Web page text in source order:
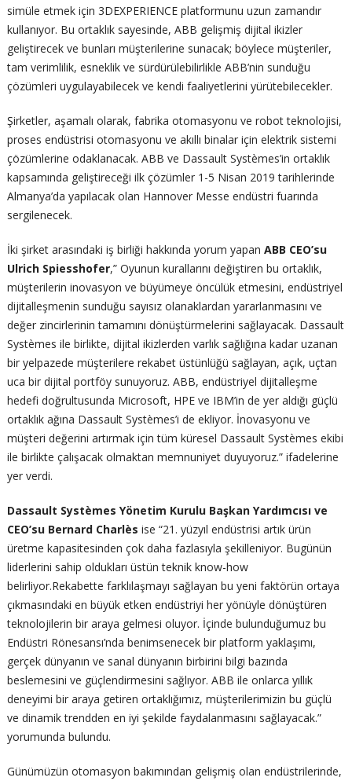
simüle etmek için 3DEXPERIENCE platformunu uzun zamandır
kullanıyor. Bu ortaklık sayesinde, ABB gelişmiş dijital ikizler
geliştirecek ve bunları müşterilerine sunacak; böylece müşteriler,
tam verimlilik, esneklik ve sürdürülebilirlikle ABB’nin sunduğu
çözümleri uygulayabilecek ve kendi faaliyetlerini yürütebilecekler.
Şirketler, aşamalı olarak, fabrika otomasyonu ve robot teknolojisi,
proses endüstrisi otomasyonu ve akıllı binalar için elektrik sistemi
çözümlerine odaklanacak. ABB ve Dassault Systèmes’in ortaklık
kapsamında geliştireceği ilk çözümler 1-5 Nisan 2019 tarihlerinde
Almanya’da yapılacak olan Hannover Messe endüstri fuarında
sergilenecek.
İki şirket arasındaki iş birliği hakkında yorum yapan ABB CEO’su
Ulrich Spiesshofer,” Oyunun kurallarını değiştiren bu ortaklık,
müşterilerin inovasyon ve büyümeye öncülük etmesini, endüstriyel
dijitalleşmenin sunduğu sayısız olanaklardan yararlanmasını ve
değer zincirlerinin tamamını dönüştürmelerini sağlayacak. Dassault
Systèmes ile birlikte, dijital ikizlerden varlık sağlığına kadar uzanan
bir yelpazede müşterilere rekabet üstünlüğü sağlayan, açık, uçtan
uca bir dijital portföy sunuyoruz. ABB, endüstriyel dijitalleşme
hedefi doğrultusunda Microsoft, HPE ve IBM’in de yer aldığı güçlü
ortaklık ağına Dassault Systèmes’i de ekliyor. İnovasyonu ve
müşteri değerini artırmak için tüm küresel Dassault Systèmes ekibi
ile birlikte çalışacak olmaktan memnuniyet duyuyoruz.” ifadelerine
yer verdi.
Dassault Systèmes Yönetim Kurulu Başkan Yardımcısı ve
CEO’su Bernard Charlès ise “21. yüzyıl endüstrisi artık ürün
üretme kapasitesinden çok daha fazlasıyla şekilleniyor. Bugünün
liderlerini sahip oldukları üstün teknik know-how
belirliyor.Rekabette farklılaşmayı sağlayan bu yeni faktörün ortaya
çıkmasındaki en büyük etken endüstriyi her yönüyle dönüştüren
teknolojilerin bir araya gelmesi oluyor. İçinde bulunduğumuz bu
Endüstri Rönesansı’nda benimsenecek bir platform yaklaşımı,
gerçek dünyanın ve sanal dünyanın birbirini bilgi bazında
beslemesini ve güçlendirmesini sağlıyor. ABB ile onlarca yıllık
deneyimi bir araya getiren ortaklığımız, müşterilerimizin bu güçlü
ve dinamik trendden en iyi şekilde faydalanmasını sağlayacak.”
yorumunda bulundu.
Günümüzün otomasyon bakımından gelişmiş olan endüstrilerinde,